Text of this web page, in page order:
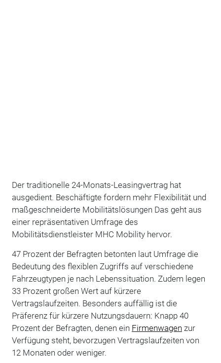
Der traditionelle 24-Monats-Leasingvertrag hat
ausgedient. Beschäftigte fordern mehr Flexibilität und
maßgeschneiderte Mobilitätslösungen Das geht aus
einer repräsentativen Umfrage des
Mobilitätsdienstleister MHC Mobility hervor.
47 Prozent der Befragten betonten laut Umfrage die
Bedeutung des flexiblen Zugriffs auf verschiedene
Fahrzeugtypen je nach Lebenssituation. Zudem legen
33 Prozent großen Wert auf kürzere
Vertragslaufzeiten. Besonders auffällig ist die
Präferenz für kürzere Nutzungsdauern: Knapp 40
Prozent der Befragten, denen ein Firmenwagen zur
Verfügung steht, bevorzugen Vertragslaufzeiten von
12 Monaten oder weniger.